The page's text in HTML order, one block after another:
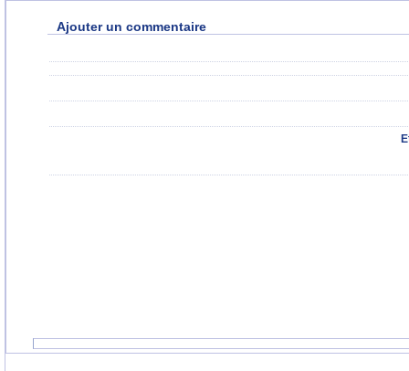
Ajouter un commentaire